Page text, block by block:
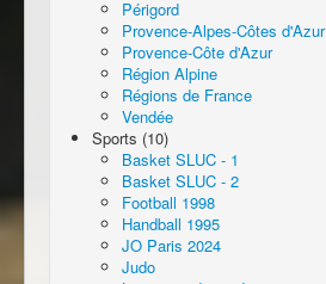
Périgord
Provence-Alpes-Côtes d'Azur
Provence-Côte d'Azur
Région Alpine
Régions de France
Vendée
Sports (10)
Basket SLUC - 1
Basket SLUC - 2
Football 1998
Handball 1995
JO Paris 2024
Judo